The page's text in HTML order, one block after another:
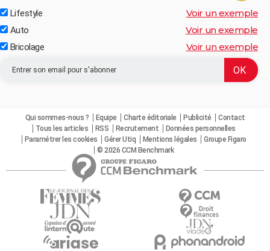
Lifestyle Voir un exemple
Auto Voir un exemple
Bricolage Voir un exemple
Qui sommes-nous ? Equipe Charte éditoriale Publicité
Contact
Tous les articles
RSS Recrutement
Données personnelles
Paramétrer les cookies
Gérer Utiq Mentions légales
Groupe Figaro
© 2026 CCM Benchmark